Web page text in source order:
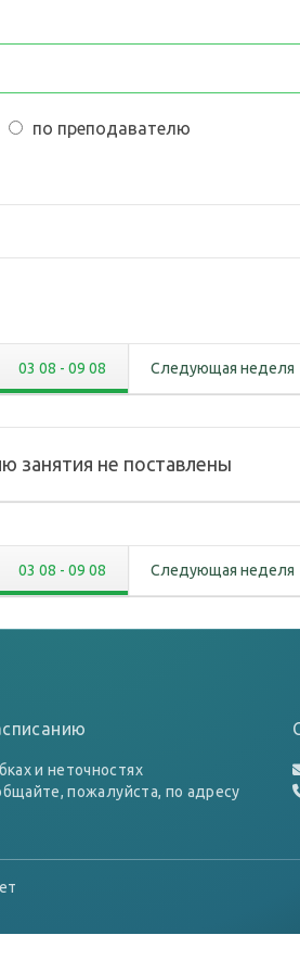
по преподавателю
03 08 - 09 08 Следующая неделя
занятия не поставлены
03 08 - 09 08 Следующая неделя
и неточностях
пожалуйста, по адресу